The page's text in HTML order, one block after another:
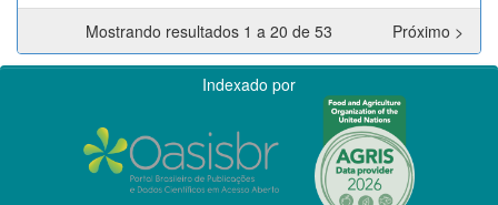
Mostrando resultados 1 a 20 de 53
Próximo >
Indexado por